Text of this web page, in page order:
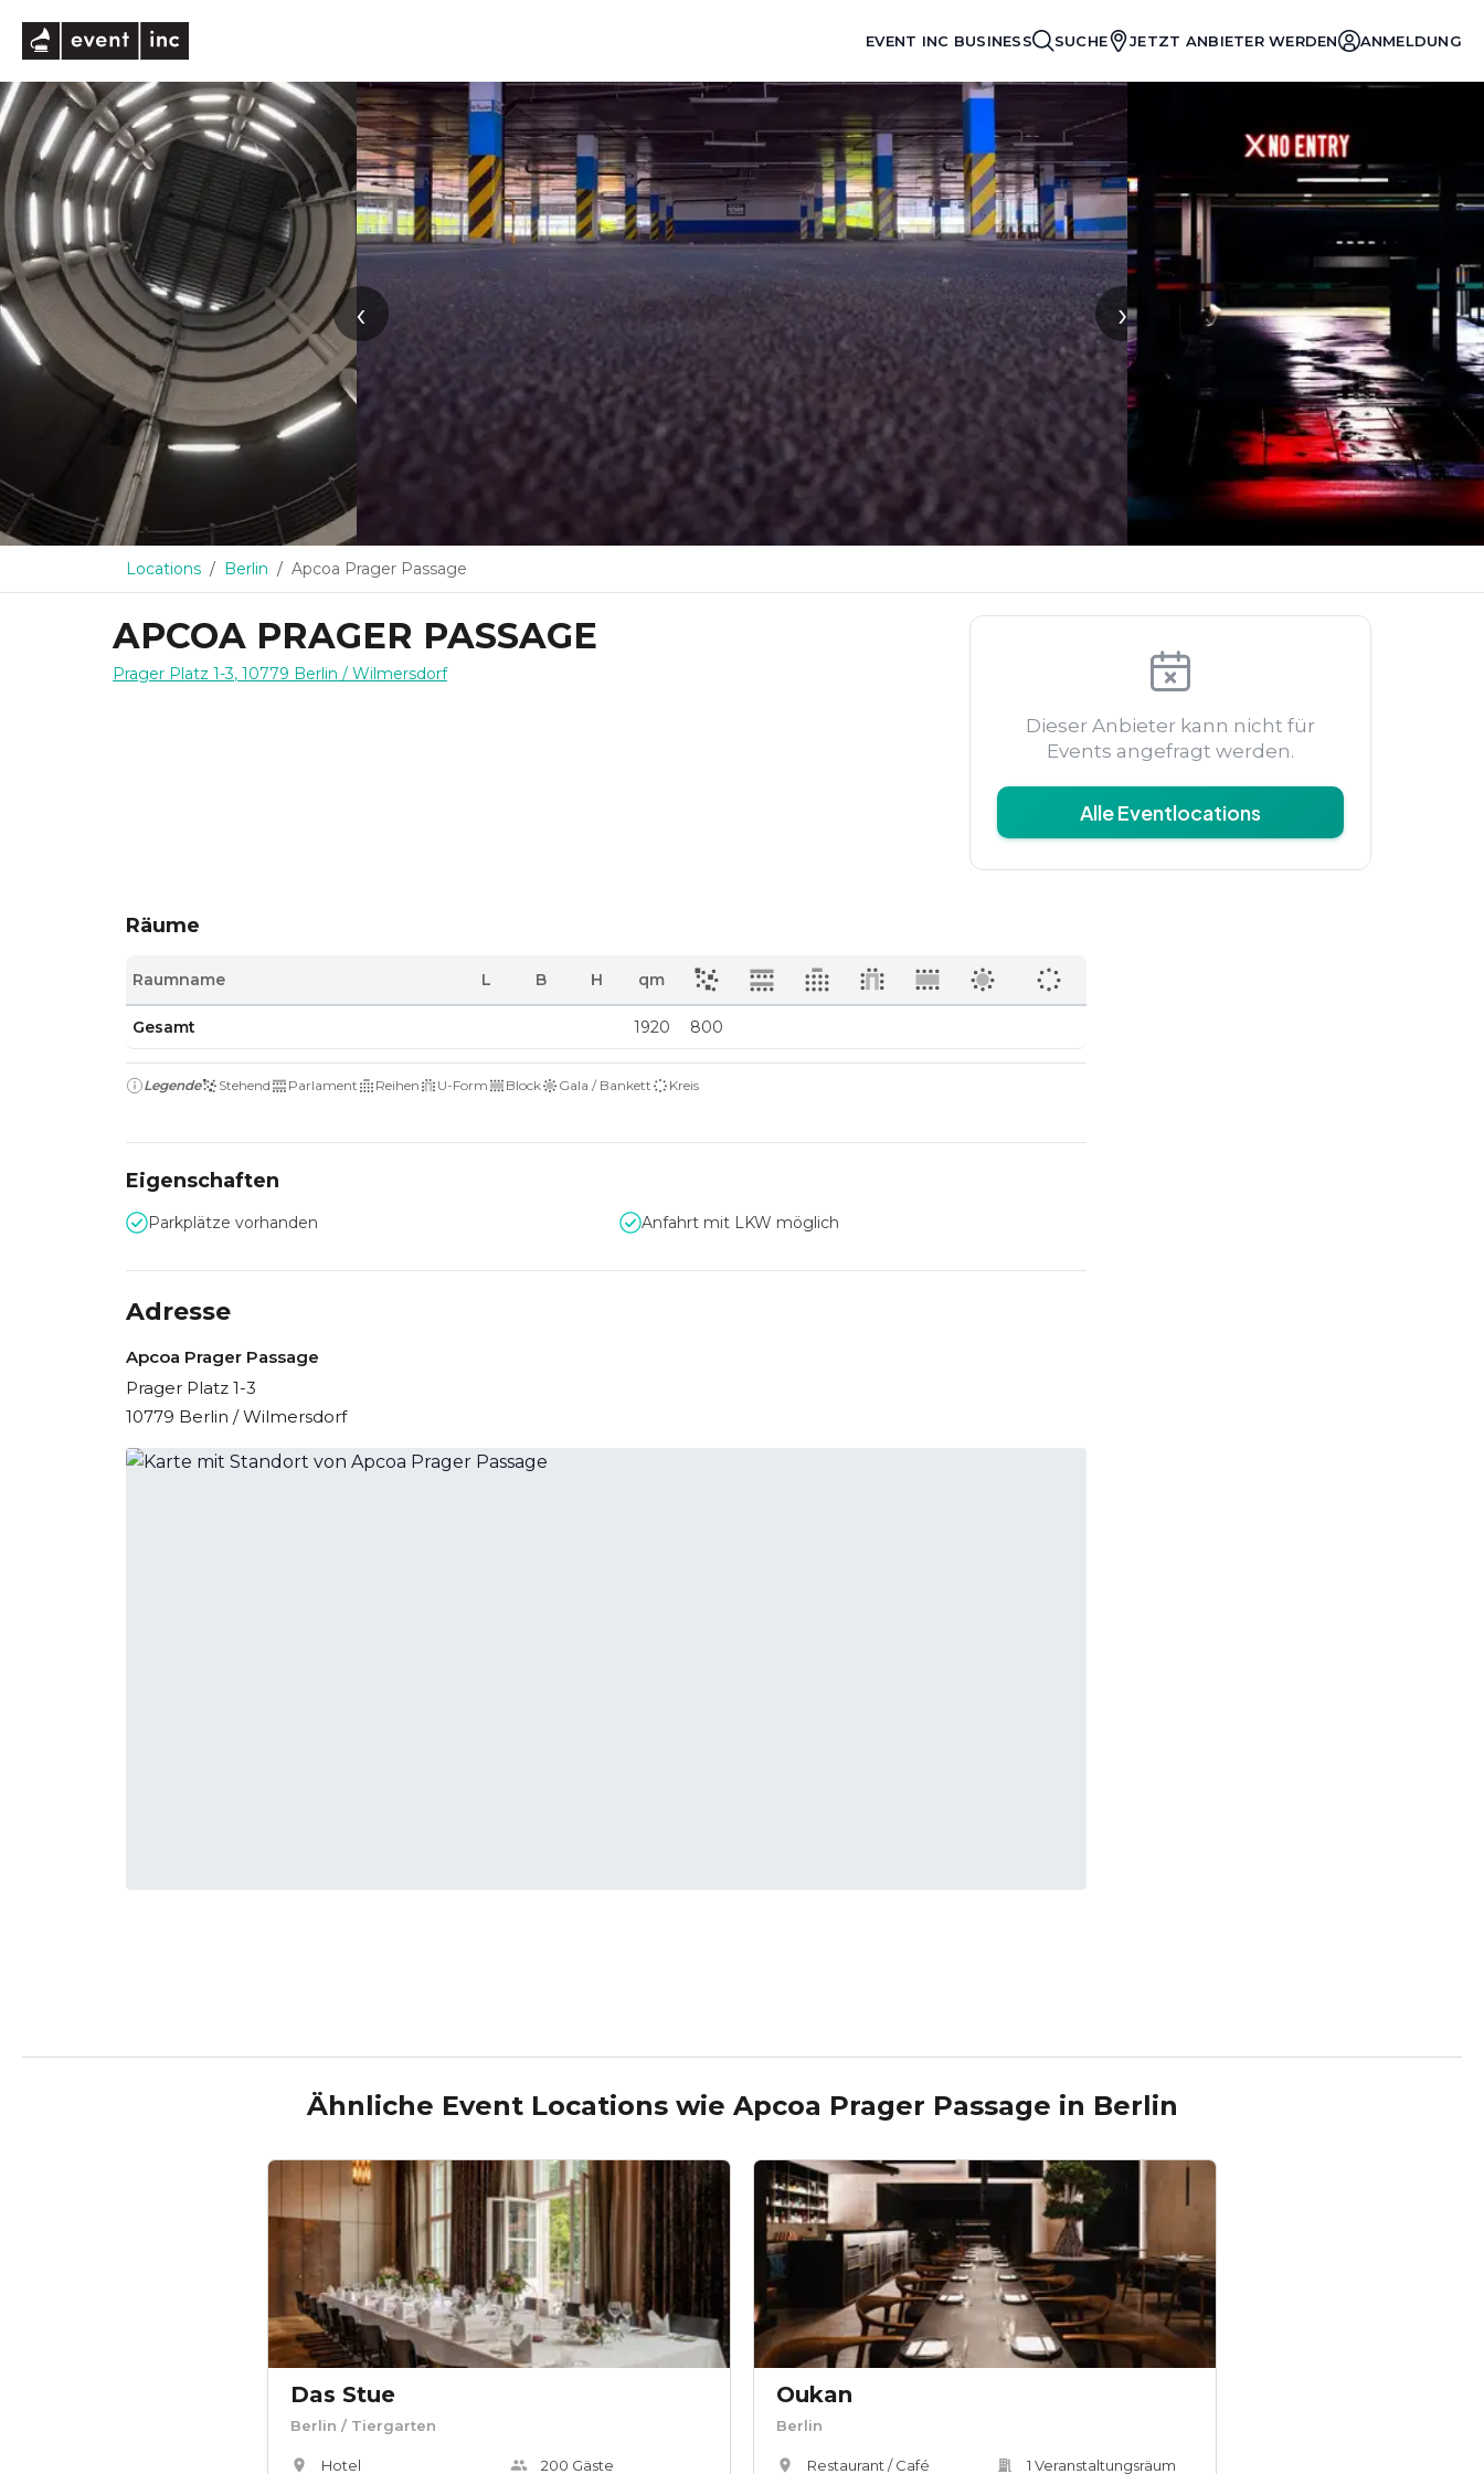
EVENT INC BUSINESS SUCHE JETZT ANBIETER WERDEN ANMELDUNG
‹ ›
Locations Berlin Apcoa Prager Passage
APCOA PRAGER PASSAGE
Prager Platz 1-3, 10779 Berlin / Wilmersdorf
Dieser Anbieter kann nicht für
Events angefragt werden.
Alle Eventlocations
Räume
Raumname L B H qm
Gesamt 1920 800
Legende Stehend Parlament Reihen U-Form Block Gala / Bankett Kreis
Eigenschaften
Parkplätze vorhanden Anfahrt mit LKW möglich
Adresse
Apcoa Prager Passage
Prager Platz 1-3
10779 Berlin / Wilmersdorf
Ähnliche Event Locations wie Apcoa Prager Passage in Berlin
Das Stue
Berlin / Tiergarten
Hotel
200 Gäste
Oukan
Berlin
Restaurant / Café
1 Veranstaltungsräum